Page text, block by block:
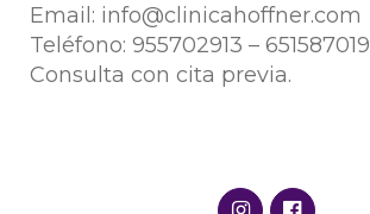
Email: info@clinicahoffner.com
Teléfono: 955702913 – 651587019
Consulta con cita previa.